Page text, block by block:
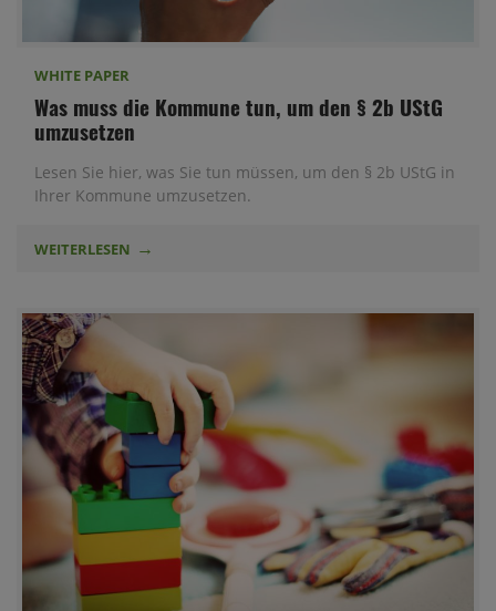
WHITE PAPER
Was muss die Kommune tun, um den § 2b UStG
umzusetzen
Lesen Sie hier, was Sie tun müssen, um den § 2b UStG in
Ihrer Kommune umzusetzen.
WEITERLESEN